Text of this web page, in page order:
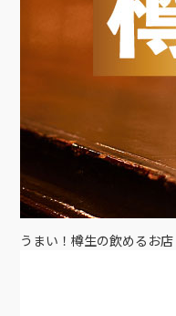
うまい！樽生の飲めるお店